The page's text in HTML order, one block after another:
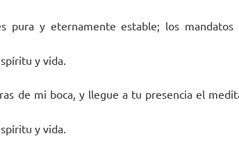
pura y eternamente estable; los
y vida.
de mi boca, y llegue a tu presencia el
y vida.